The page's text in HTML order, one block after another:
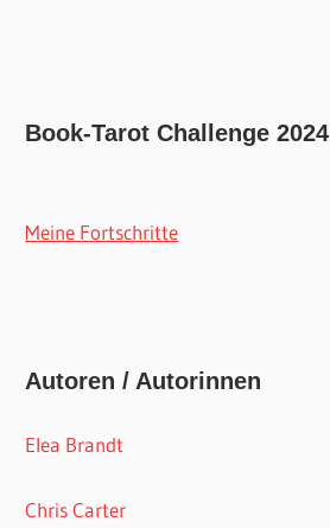
Book-Tarot Challenge 2024
Meine Fortschritte
Autoren / Autorinnen
Elea Brandt
Chris Carter